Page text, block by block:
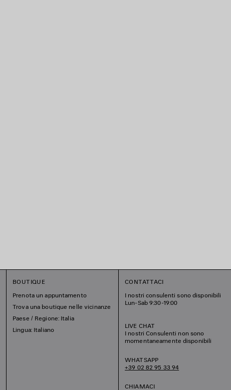
BOUTIQUE
Prenota un appuntamento
Trova una boutique nelle vicinanze
Paese / Regione: Italia
Lingua: Italiano
CONTATTACI
I nostri consulenti sono disponibili
Lun-Sab 9:30-19:00
LIVE CHAT
I nostri Consulenti non sono
momentaneamente disponibili
WHATSAPP
+39 02 82 95 33 94
CHIAMACI